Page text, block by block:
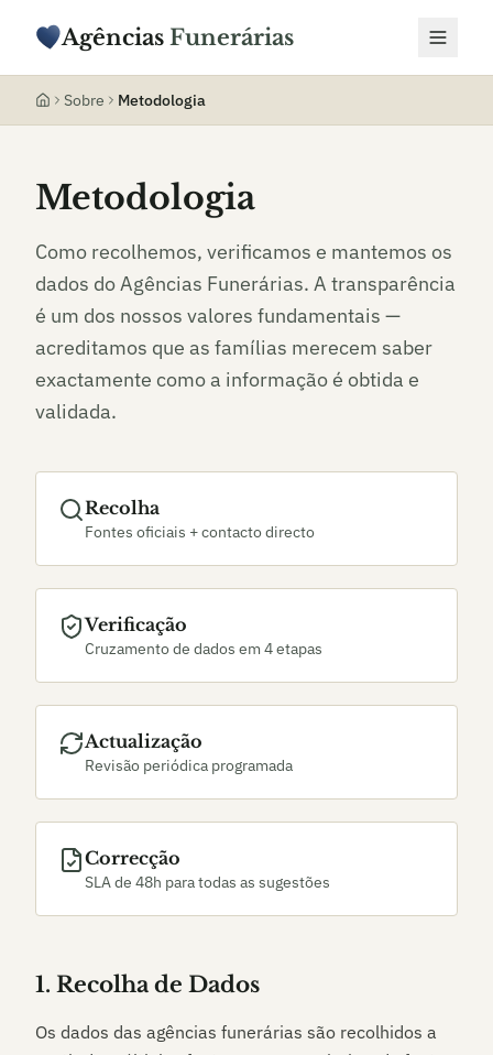
Agências Funerárias
Sobre Metodologia
Metodologia
Como recolhemos, verificamos e mantemos os
dados do Agências Funerárias. A transparência
é um dos nossos valores fundamentais —
acreditamos que as famílias merecem saber
exactamente como a informação é obtida e
validada.
Recolha
Fontes oficiais + contacto directo
Verificação
Cruzamento de dados em 4 etapas
Actualização
Revisão periódica programada
Correcção
SLA de 48h para todas as sugestões
1. Recolha de Dados
Os dados das agências funerárias são recolhidos a